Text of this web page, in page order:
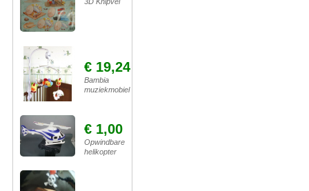
€ 19,24
Bambia
muziekmobiel
€ 1,00
Opwindbare
helikopter